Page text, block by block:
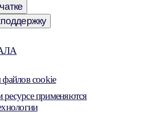
файлов cookie
применяются